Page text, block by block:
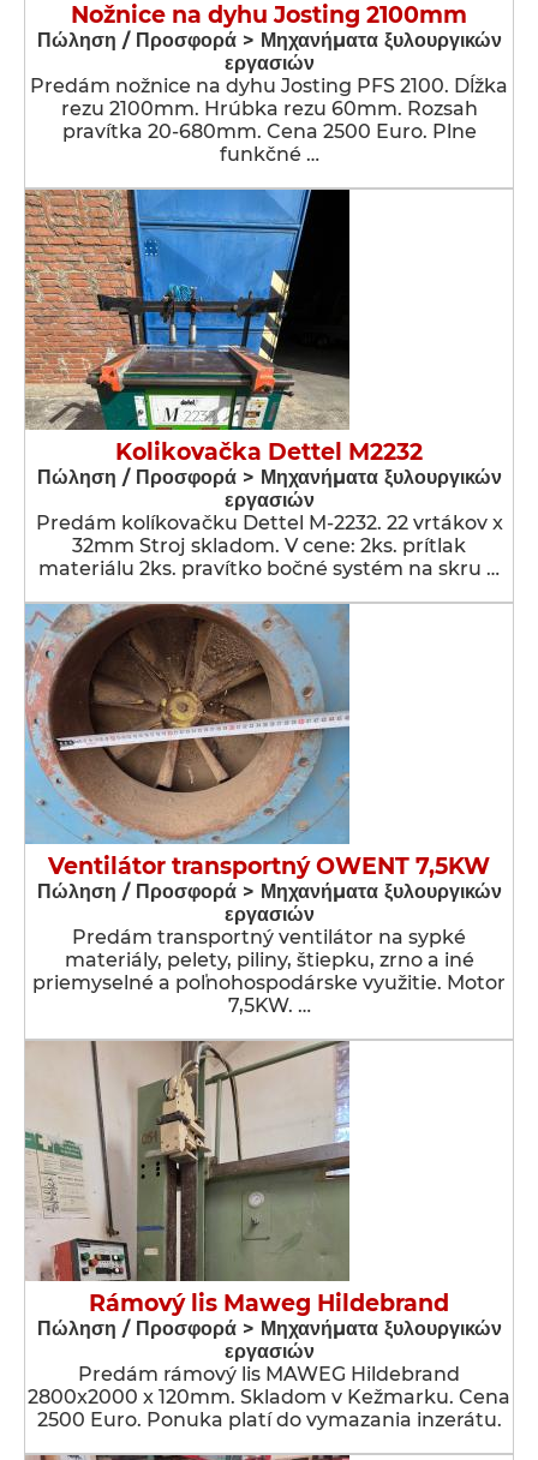
Nožnice na dyhu Josting 2100mm
Πώληση / Προσφορά > Μηχανήματα ξυλουργικών
εργασιών
Predám nožnice na dyhu Josting PFS 2100. Dĺžka
rezu 2100mm. Hrúbka rezu 60mm. Rozsah
pravítka 20-680mm. Cena 2500 Euro. Plne
funkčné …
Kolikovačka Dettel M2232
Πώληση / Προσφορά > Μηχανήματα ξυλουργικών
εργασιών
Predám kolíkovačku Dettel M-2232. 22 vrtákov x
32mm Stroj skladom. V cene: 2ks. prítlak
materiálu 2ks. pravítko bočné systém na skru …
Ventilátor transportný OWENT 7,5KW
Πώληση / Προσφορά > Μηχανήματα ξυλουργικών
εργασιών
Predám transportný ventilátor na sypké
materiály, pelety, piliny, štiepku, zrno a iné
priemyselné a poľnohospodárske využitie. Motor
7,5KW. …
Rámový lis Maweg Hildebrand
Πώληση / Προσφορά > Μηχανήματα ξυλουργικών
εργασιών
Predám rámový lis MAWEG Hildebrand
2800x2000 x 120mm. Skladom v Kežmarku. Cena
2500 Euro. Ponuka platí do vymazania inzerátu.